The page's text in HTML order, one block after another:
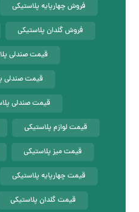
فروش چهارپایه پلاستیکی
فروش گلدان پلاستیکی
قیمت صندلی
قیمت صندلی
قیمت صندلی
قیمت لوازم پلاستیکی
قیمت میز پلاستیکی
قیمت چهارپایه پلاستیکی
قیمت گلدان پلاستیکی